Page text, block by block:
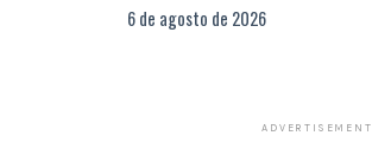
6 de agosto de 2026
ADVERTISEMENT